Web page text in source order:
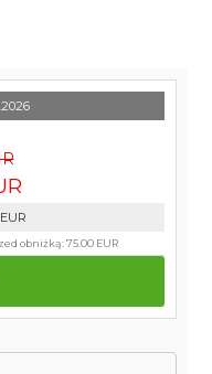
EUR
obniżką:75.00 EUR